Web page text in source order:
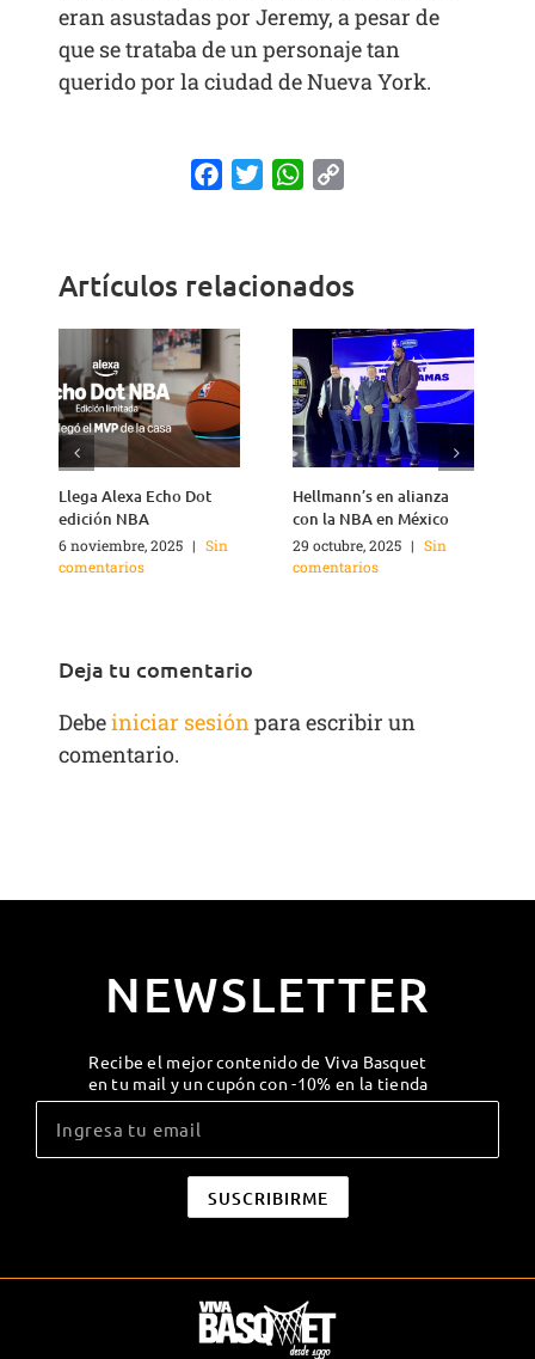
eran asustadas por Jeremy, a pesar de
que se trataba de un personaje tan
querido por la ciudad de Nueva York.
FacebookTwitterWhatsApp
Artículos relacionados
Llega Alexa Echo Dot
edición NBA
6 noviembre, 2025 | Sin
comentarios
Hellmann’s en alianza
con la NBA en México
29 octubre, 2025 | Sin
comentarios
Deja tu comentario
Debeiniciar sesiónpara escribir un
comentario.
NEWSLETTER
Recibe el mejor contenido de Viva Basquet
en tu mail y un cupón con -10% en la tienda